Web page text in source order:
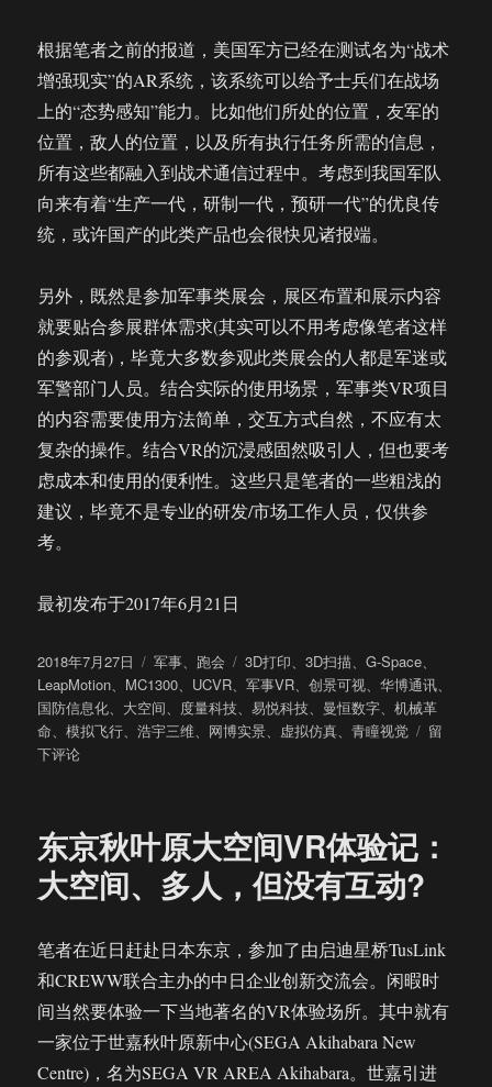
根据笔者之前的报道，美国军方已经在测试名为“战术
增强现实”的AR系统，该系统可以给予士兵们在战场
上的“态势感知”能力。比如他们所处的位置，友军的
位置，敌人的位置，以及所有执行任务所需的信息，
所有这些都融入到战术通信过程中。考虑到我国军队
向来有着“生产一代，研制一代，预研一代”的优良传
统，或许国产的此类产品也会很快见诸报端。
另外，既然是参加军事类展会，展区布置和展示内容
就要贴合参展群体需求(其实可以不用考虑像笔者这样
的参观者)，毕竟大多数参观此类展会的人都是军迷或
军警部门人员。结合实际的使用场景，军事类VR项目
的内容需要使用方法简单，交互方式自然，不应有太
复杂的操作。结合VR的沉浸感固然吸引人，但也要考
虑成本和使用的便利性。这些只是笔者的一些粗浅的
建议，毕竟不是专业的研发/市场工作人员，仅供参
考。
最初发布于2017年6月21日
发
布
于
2018年7月27日
分
类
军事、 跑会
标
签
3D打印、3D扫描、G-Space、
LeapMotion、 MC1300、 UCVR、军事VR、创景可视、华博通讯、
国防信息化、 大空间、 度量科技、易悦科技、 曼恒数字、机械革
命、模拟飞行、浩宇三维、 网博实景、 虚拟仿真、青瞳视觉
于
实
笔
者
带
国
留
下评论
东京秋叶原大空间VR体验记：
大空间、多人，但没有互动?
笔者在近日赶赴日本东京，参加了由启迪星桥TusLink
和CREWW联合主办的中日企业创新交流会。闲暇时
间当然要体验一下当地著名的VR体验场所。其中就有
一家位于世嘉秋叶原新中心(SEGA Akihabara New
Centre)，名为SEGA VR AREA Akihabara。世嘉引进